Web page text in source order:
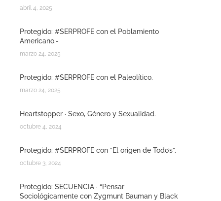
abril 4, 2025
Protegido: #SERPROFE con el Poblamiento
Americano.-
marzo 24, 2025
Protegido: #SERPROFE con el Paleolítico.
marzo 24, 2025
Heartstopper · Sexo, Género y Sexualidad.
octubre 4, 2024
Protegido: #SERPROFE con “El origen de Todo’s”.
octubre 3, 2024
Protegido: SECUENCIA · “Pensar
Sociológicamente con Zygmunt Bauman y Black